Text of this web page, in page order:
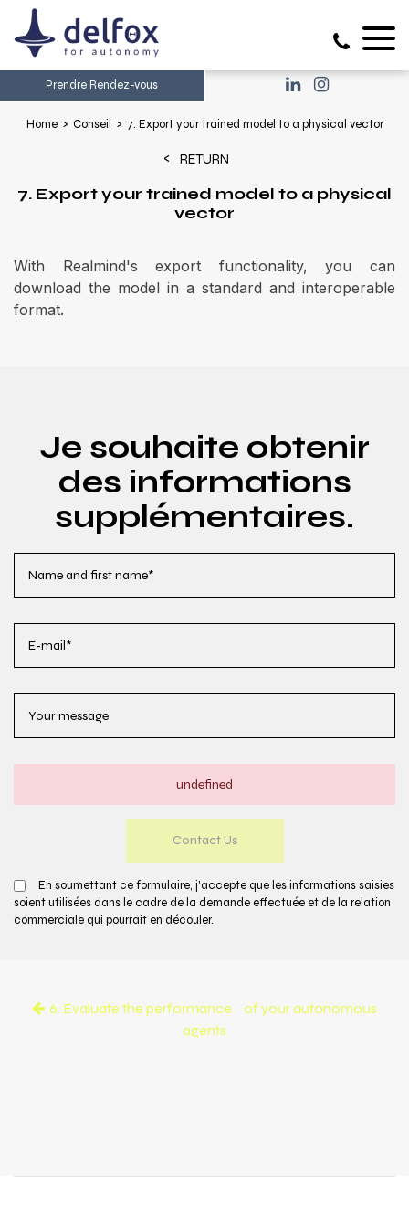
Prendre Rendez-vous
Home Conseil 7. Export your trained model to a physical vector
RETURN
7. Export your trained model to a physical
vector
With Realmind's export functionality, you can
download the model in a standard and interoperable
format.
Je souhaite obtenir
des informations
supplémentaires.
undefined
En soumettant ce formulaire, j'accepte que les informations saisies
soient utilisées dans le cadre de la demande effectuée et de la relation
commerciale qui pourrait en découler.
6. Evaluate the performance of your autonomous
agents